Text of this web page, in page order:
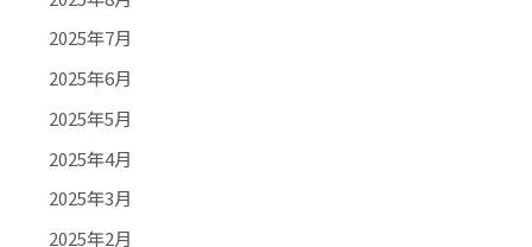
2025年7月
2025年6月
2025年5月
2025年4月
2025年3月
2025年2月